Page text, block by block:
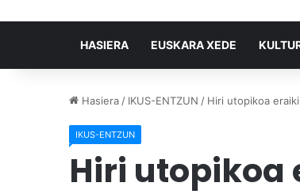
HASIERA EUSKARA XEDE
Hasiera / IKUS-ENTZUN / Hiri utopikoa
IKUS-ENTZUN
Hiri utopikoa